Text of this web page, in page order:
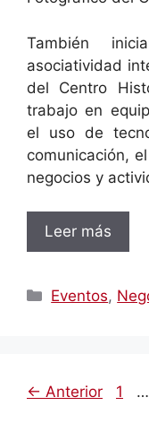
También
asociatividad
del Centro
trabajo en
el uso de
comunicación,
negocios y
Leer más
Categorías
Eventos,
← Anterior 1 …